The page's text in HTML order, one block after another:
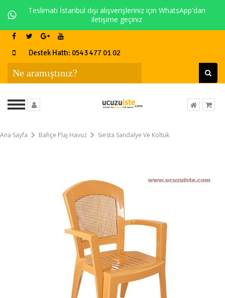
Teslimatı İstanbul dışı alışverişleriniz için WhatsApp'dan
iletişime geçiniz
Destek Hattı: 0543 477 01 02
Ana Sayfa Bahçe Plaj Havuz Siesta Sandalye Ve Koltuk